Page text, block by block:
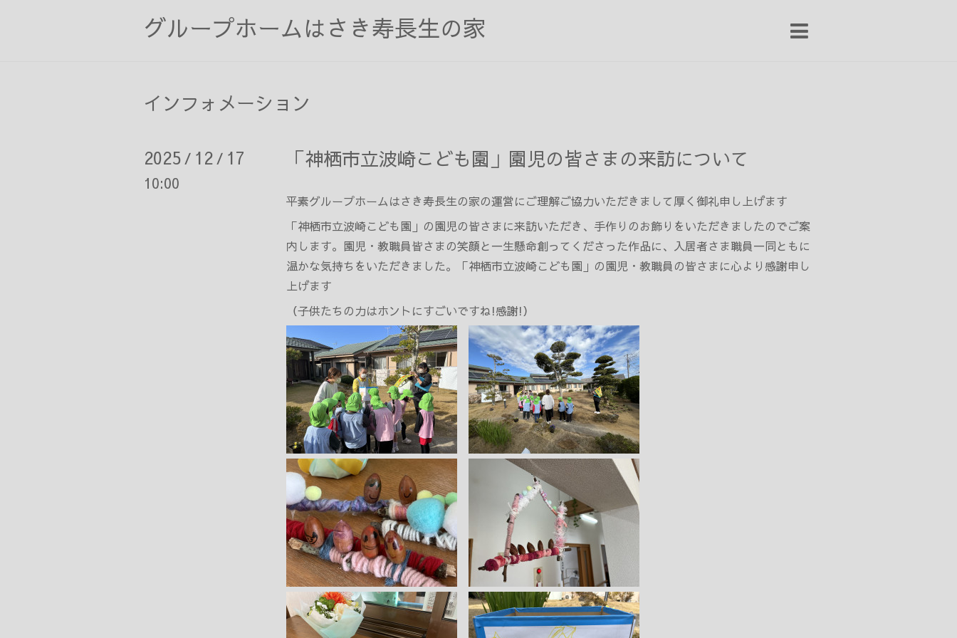
グループホームはさき寿長生の家
インフォメーション
2025 / 12 / 17
10:00
「神栖市立波崎こども園」園児の皆さまの来訪について
平素グループホームはさき寿長生の家の運営にご理解ご協力いただきまして厚く御礼申し上げます
「神栖市立波崎こども園」の園児の皆さまに来訪いただき 、 手作りのお飾りをいただきましたのでご案
内します。 園児・教職員皆さまの笑顔と一生懸命創ってくださった作品に、入居者さま職員一同ともに
温かな気持ちをいただきました。
「神栖市立波崎こども園」の園児・教職員の皆さまに心より感謝申し
上げます
（子供たちの力はホントにすごいですね!感謝!）